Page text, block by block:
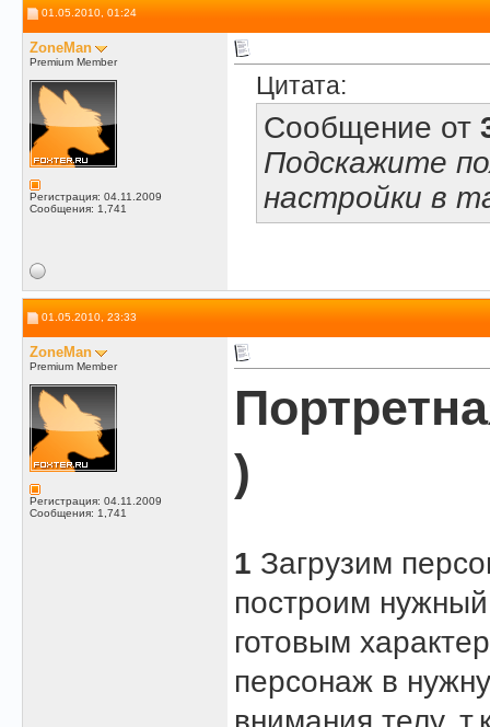
01.05.2010, 01:24
ZoneMan
Premium Member
Регистрация: 04.11.2009
Сообщения: 1,741
Цитата:
Сообщение от
Подскажите
настройки в
01.05.2010, 23:33
ZoneMan
Premium Member
Регистрация: 04.11.2009
Сообщения: 1,741
)
1 Загрузим
построим
готовым
персонаж в